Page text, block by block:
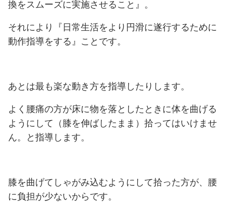
換をスムーズに実施させること』。
それにより
『日常生活をより円滑に遂行するために
動作指導をする』 ことです。
あとは最も楽な動き方を指導したりします。
よく腰痛の方が床に物を落としたときに体を曲げる
ようにして（膝を伸ばしたまま）拾ってはいけませ
ん。と指導します。
膝を曲げてしゃがみ込むようにして拾った方が、腰
に負担が少ないからです。